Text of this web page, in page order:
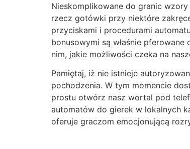
Nieskomplikowane do granic
rzecz gotówki przy niektóre
przyciskami i procedurami
bonusowymi są właśnie
nim, jakie możliwości czeka na
Pamiętaj, iż nie istnieje
pochodzenia. W tym momencie
prostu otwórz nasz wortal pod
automatów do gierek w lokalnych
oferuje graczom emocjonującą